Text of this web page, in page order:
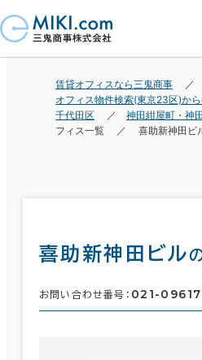
賃貸オフィスなら三鬼商事
オフィス物件検索(東京23区)か
千代田区
神田紺屋町・神
フィス一覧
喜助新神田ビ
喜助新神田ビル
お問い合わせ番号： 021-09617